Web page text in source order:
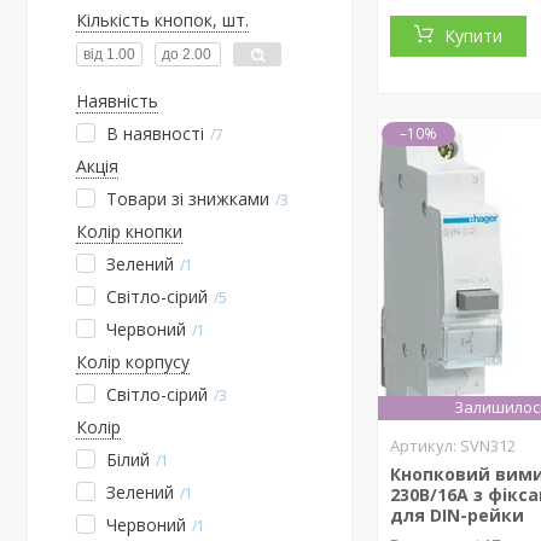
Кількість кнопок, шт.
Наявність
В наявності 7
Акція
Товари зі знижками 3
Колір кнопки
Зелений
1
Світло-сірий 5
Червоний 1
Колір корпусу
Світло-сірий 3
Колір
Білий
1
Зелений 1
Червоний 1
Купити
–10%
SVN312
Кнопковий
230В/16А з
для DIN-рейки